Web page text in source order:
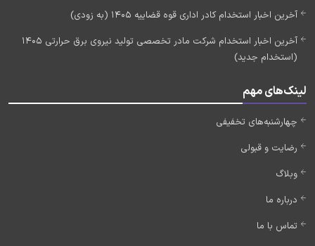
آخرین اخبار استخدام کادر اداری قوه قضاییه 1405 (به زودی)
آخرین اخبار استخدام شرکت مادر تخصصی تولید نیروی برق حرارتی 1405
(استخدام جدید)
لینک‌های مهم
چهارشنبه‌های تخفیفی
رضایت و قبولی
وبلاگ
درباره ما
تماس با ما